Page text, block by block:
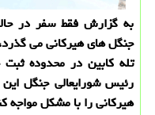
به گزارش فقط سفر در
جنگل های هیركانی می
تله كابین در محدوده
رئیس شورایعالی جنگل
هیركانی را با مشكل مواجه